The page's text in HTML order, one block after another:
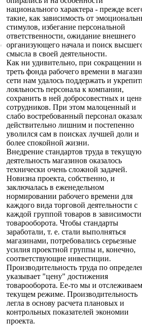
национального характера - прежде
такие, как зависимость от
стимулов, избегание персональной
ответственности, ожидание внешнего
организующего начала и поиск
смысла в своей деятельности.
Как ни удивительно, при сокращении
треть фонда рабочего времени в
сети нам удалось поддержать и
лояльность персонала к компании,
сохранить в ней добросовестных и
сотрудников. При этом малоценный и
слабо востребованный персонал
действительно лишним и постепенно
уволился сам в поисках лучшей доли и
более спокойной жизни.
Внедрение стандартов труда в текущую
деятельность магазинов оказалось
технически очень сложной задачей.
Новизна проекта, собственно, и
заключалась в еженедельном
нормировании рабочего времени для
каждого вида торговой деятельности с
каждой группой товаров в
товарооборота. Чтобы стандарты
заработали, т. е. стали выполняться
магазинами, потребовались серьезные
усилия проектной группы и, конечно,
соответствующие инвестиции.
Производительность труда по
указывает "цену" достижения
товарооборота. Ее-то мы и
текущем режиме. Производительность
легла в основу расчета плановых и
контрольных показателей экономии
проекта.